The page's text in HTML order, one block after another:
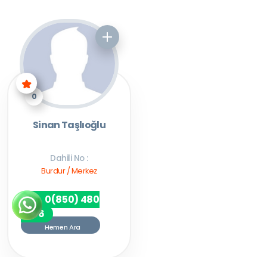
0
Sinan Taşlıoğlu
Dahili No :
Burdur / Merkez
0(850) 480
7256
Hemen Ara